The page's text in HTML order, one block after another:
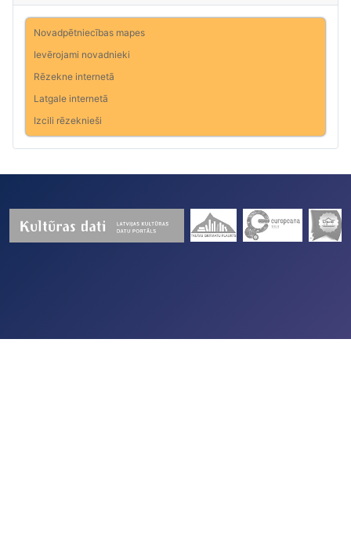
Novadpētniecības mapes
Ievērojami novadnieki
Rēzekne internetā
Latgale internetā
Izcili rēzeknieši